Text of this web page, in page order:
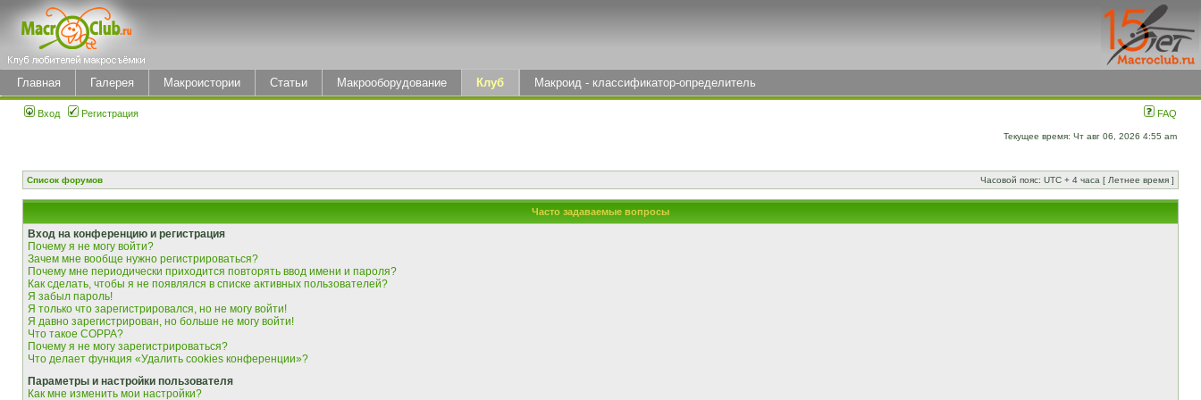
Главная Галерея Макроистории Статьи Макрооборудование Клуб Макроид - классификатор-определитель
Вход Регистрация FAQ
Текущее время: Чт авг 06, 2026 4:55 am
Список форумов Часовой пояс: UTC + 4 часа [ Летнее время ]
Часто задаваемые вопросы
Вход на конференцию и регистрация
Почему я не могу войти?
Зачем мне вообще нужно регистрироваться?
Почему мне периодически приходится повторять ввод имени и пароля?
Как сделать, чтобы я не появлялся в списке активных пользователей?
Я забыл пароль!
Я только что зарегистрировался, но не могу войти!
Я давно зарегистрирован, но больше не могу войти!
Что такое COPPA?
Почему я не могу зарегистрироваться?
Что делает функция «Удалить cookies конференции»?
Параметры и настройки пользователя
Как мне изменить мои настройки?